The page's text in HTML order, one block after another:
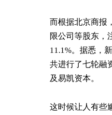
而根据北京商报
限公司等股东，
11.1%。据悉，
共进行了七轮融
及易凯资本。
这时候让人有些